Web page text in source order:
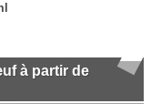
à partir de